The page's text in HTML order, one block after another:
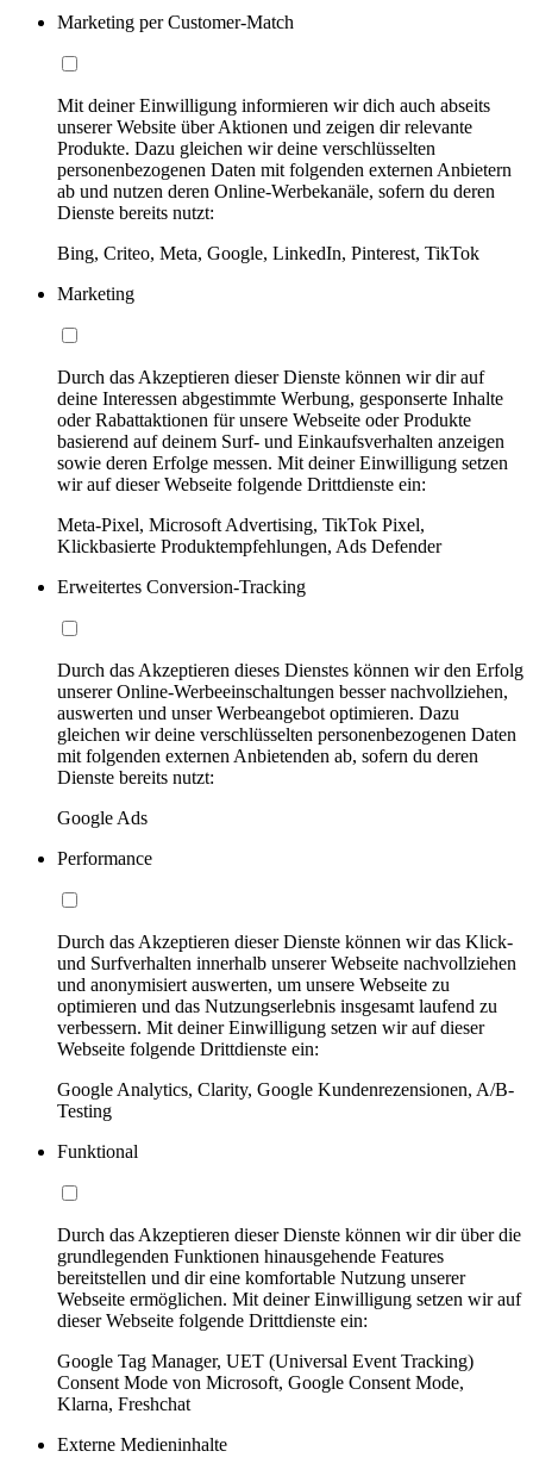
Marketing per Customer-Match
Mit deiner Einwilligung informieren wir dich auch abseits
unserer Website über Aktionen und zeigen dir relevante
Produkte. Dazu gleichen wir deine verschlüsselten
personenbezogenen Daten mit folgenden externen Anbietern
ab und nutzen deren Online-Werbekanäle, sofern du deren
Dienste bereits nutzt:
Bing, Criteo, Meta, Google, LinkedIn, Pinterest, TikTok
Marketing
Durch das Akzeptieren dieser Dienste können wir dir auf
deine Interessen abgestimmte Werbung, gesponserte Inhalte
oder Rabattaktionen für unsere Webseite oder Produkte
basierend auf deinem Surf- und Einkaufsverhalten anzeigen
sowie deren Erfolge messen. Mit deiner Einwilligung setzen
wir auf dieser Webseite folgende Drittdienste ein:
Meta-Pixel, Microsoft Advertising, TikTok Pixel,
Klickbasierte Produktempfehlungen, Ads Defender
Erweitertes Conversion-Tracking
Durch das Akzeptieren dieses Dienstes können wir den Erfolg
unserer Online-Werbeeinschaltungen besser nachvollziehen,
auswerten und unser Werbeangebot optimieren. Dazu
gleichen wir deine verschlüsselten personenbezogenen Daten
mit folgenden externen Anbietenden ab, sofern du deren
Dienste bereits nutzt:
Google Ads
Performance
Durch das Akzeptieren dieser Dienste können wir das Klick-
und Surfverhalten innerhalb unserer Webseite nachvollziehen
und anonymisiert auswerten, um unsere Webseite zu
optimieren und das Nutzungserlebnis insgesamt laufend zu
verbessern. Mit deiner Einwilligung setzen wir auf dieser
Webseite folgende Drittdienste ein:
Google Analytics, Clarity, Google Kundenrezensionen, A/B-
Testing
Funktional
Durch das Akzeptieren dieser Dienste können wir dir über die
grundlegenden Funktionen hinausgehende Features
bereitstellen und dir eine komfortable Nutzung unserer
Webseite ermöglichen. Mit deiner Einwilligung setzen wir auf
dieser Webseite folgende Drittdienste ein:
Google Tag Manager, UET (Universal Event Tracking)
Consent Mode von Microsoft, Google Consent Mode,
Klarna, Freshchat
Externe Medieninhalte